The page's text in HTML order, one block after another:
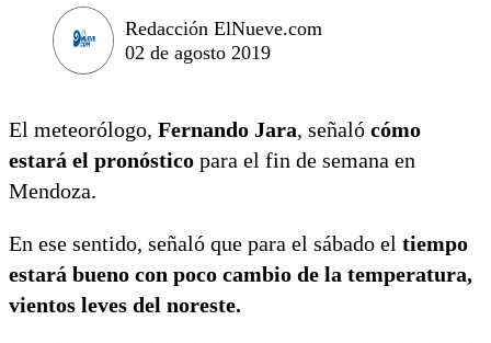
Redacción ElNueve.com
02 de agosto 2019
El meteorólogo, Fernando Jara, señaló cómo
estará el pronóstico para el fin de semana en
Mendoza.
En ese sentido, señaló que para el sábado el tiempo
estará bueno con poco cambio de la temperatura,
vientos leves del noreste.